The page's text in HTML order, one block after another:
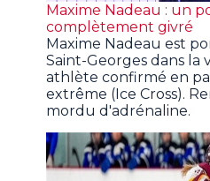
Maxime Nadeau : un
complètement givré
Maxime Nadeau est
Saint-Georges dans la
athlète confirmé en
extrême (Ice Cross).
mordu d'adrénaline.